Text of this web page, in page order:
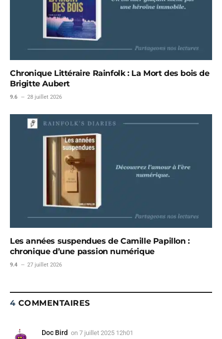
Chronique Littéraire Rainfolk : La Mort des bois de
Brigitte Aubert
9.6 28 juillet 2026
Les années suspendues de Camille Papillon :
chronique d’une passion numérique
9.4 27 juillet 2026
4 COMMENTAIRES
Doc Bird on 7 juillet 2025 12h01